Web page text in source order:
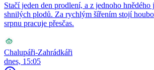
Stačí jeden den prodlení, a z jednoho
shnilých plodů. Za rychlým šířením stojí
srpnu pracuje přesčas.
Chalupáři-Zahrádkáři
dnes, 15:05